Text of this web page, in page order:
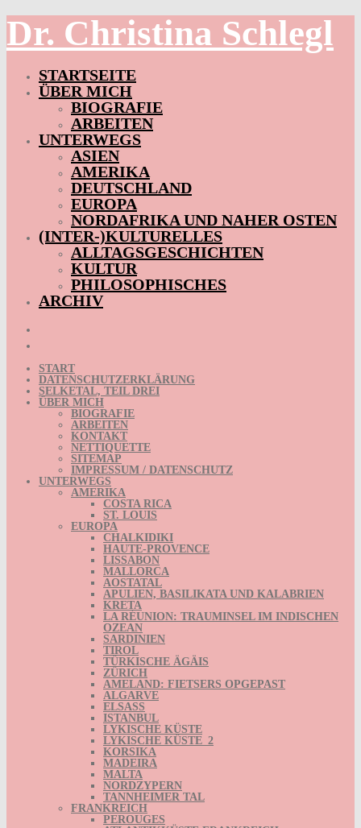
Skip
content
Dr. Christina Schlegl
STARTSEITE
ÜBER MICH
BIOGRAFIE
ARBEITEN
UNTERWEGS
ASIEN
AMERIKA
DEUTSCHLAND
EUROPA
NORDAFRIKA UND NAHER OSTEN
(INTER-)KULTURELLES
ALLTAGSGESCHICHTEN
KULTUR
PHILOSOPHISCHES
ARCHIV
START
DATENSCHUTZERKLÄRUNG
SELKETAL, TEIL DREI
ÜBER MICH
BIOGRAFIE
ARBEITEN
KONTAKT
NETTIQUETTE
SITEMAP
IMPRESSUM / DATENSCHUTZ
UNTERWEGS
AMERIKA
COSTA RICA
ST. LOUIS
EUROPA
CHALKIDIKI
HAUTE-PROVENCE
LISSABON
MALLORCA
AOSTATAL
APULIEN, BASILIKATA UND KALABRIEN
KRETA
LA RÉUNION: TRAUMINSEL IM INDISCHEN
OZEAN
SARDINIEN
TIROL
TÜRKISCHE ÄGÄIS
ZÜRICH
AMELAND: FIETSERS OPGEPAST
ALGARVE
ELSASS
ISTANBUL
LYKISCHE KÜSTE
LYKISCHE KÜSTE_2
KORSIKA
MADEIRA
MALTA
NORDZYPERN
TANNHEIMER TAL
FRANKREICH
PEROUGES